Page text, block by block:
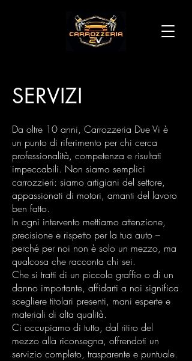
SERVIZI
Da oltre 10 anni, Carrozzeria Due Vi è
un punto di riferimento per chi cerca
professionalità, competenza e risultati
impeccabili. Non siamo semplici
carrozzieri: siamo artigiani del settore,
appassionati di motori, amanti del lavoro
ben fatto.
In ogni intervento mettiamo attenzione,
precisione e rispetto per la tua auto –
perché per noi non è solo un mezzo, ma
qualcosa che racconta chi sei.
Che si tratti di un piccolo graffio o di un
danno importante, affidarti a noi significa
scegliere titolari presenti, mani esperte e
materiali di alta qualità.
Ci occupiamo di tutto, dal ritiro del
mezzo alla riconsegna, offrendoti un
servizio completo, trasparente e puntuale.